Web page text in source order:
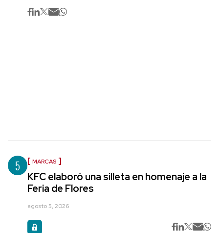
5 MARCAS
KFC elaboró una silleta en homenaje a la
Feria de Flores
agosto 5, 2026